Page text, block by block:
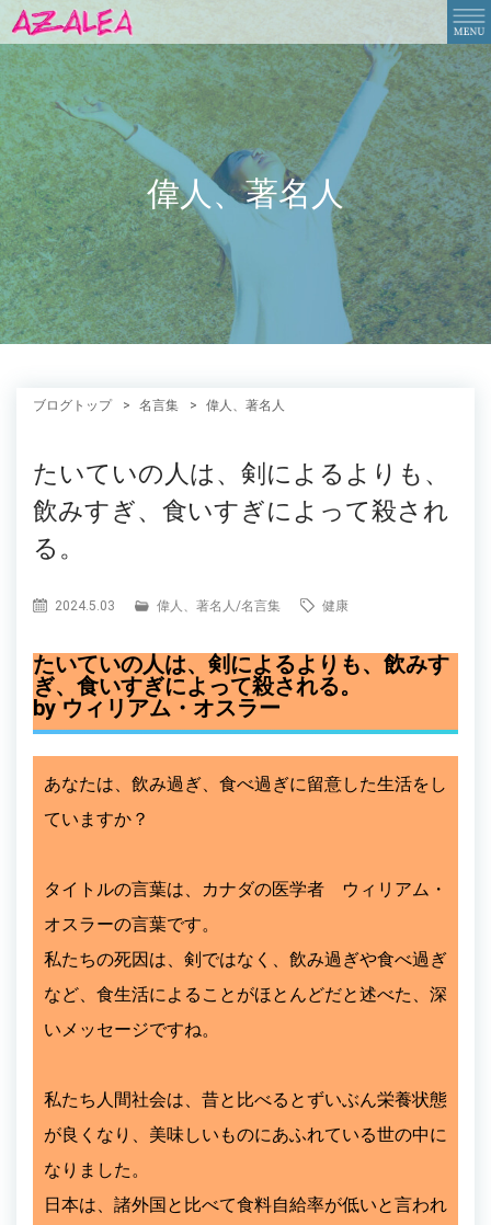
偉人、著名人
ブログトップ 名言集 偉人、著名人
たいていの人は、剣によるよりも、
飲みすぎ、食いすぎによって殺され
る。
2024.5.03 偉人、著名人 /名言集 健康
たいていの人は、剣によるよりも、飲みす
ぎ、食いすぎによって殺される。
by ウィリアム・オスラー
あなたは、飲み過ぎ、食べ過ぎに留意した生活をし
ていますか？
タイトルの言葉は、カナダの医学者 ウィリアム・
オスラーの言葉です。
私たちの死因は、剣ではなく、飲み過ぎや食べ過ぎ
など、食生活によることがほとんどだと述べた、深
いメッセージですね。
私たち人間社会は、昔と比べるとずいぶん栄養状態
が良くなり、美味しいものにあふれている世の中に
なりました。
日本は、諸外国と比べて食料自給率が低いと言われ